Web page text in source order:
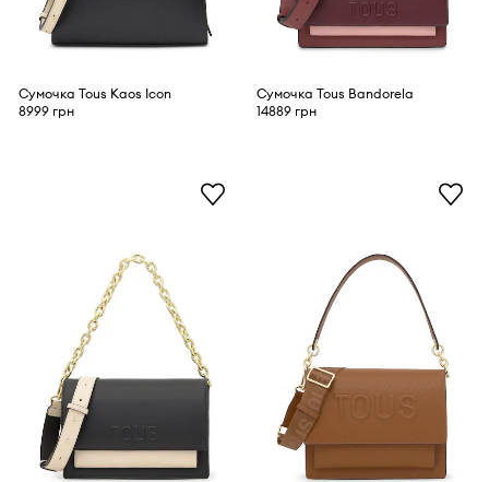
Сумочка Tous Kaos Icon
8999 грн
Сумочка Tous Bandorela
14889 грн